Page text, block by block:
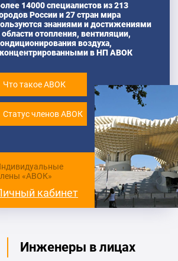
14000 специалистов из 213
России и 27 стран мира
знаниями и достижениями
области отопления, вентиляции,
воздуха,
в НП АВОК
Что такое АВОК
Статус членов АВОК
«АВОК»
кабинет
Инженеры в лицах